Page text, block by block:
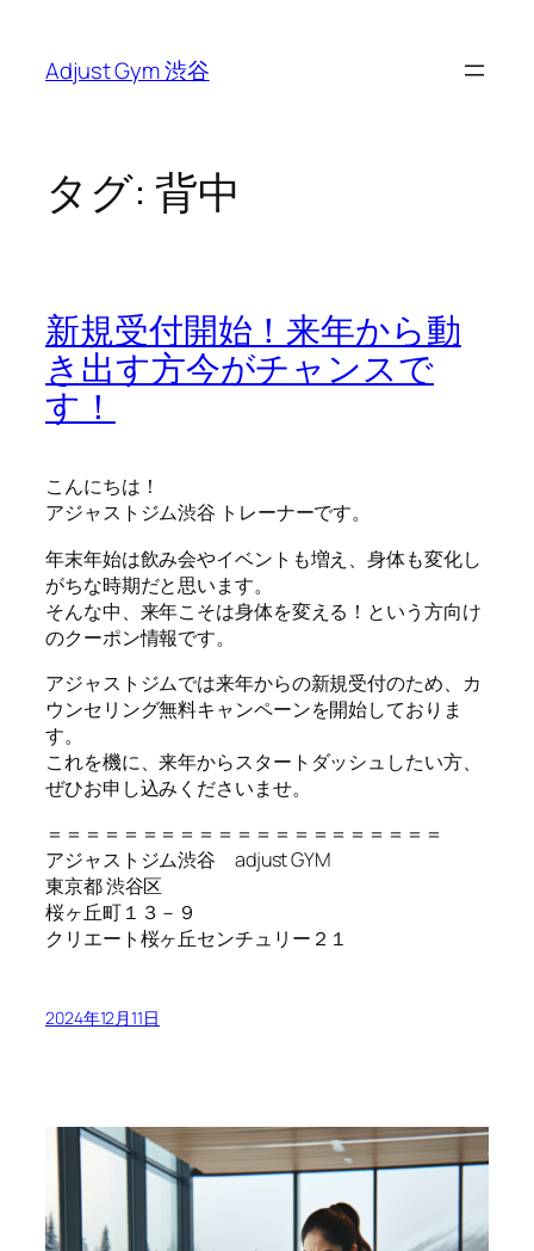
Adjust Gym 渋谷
タグ: 背中
新規受付開始！来年から動
き出す方今がチャンスで
す！
こんにちは！
アジャストジム渋谷 トレーナーです。
年末年始は飲み会やイベントも増え、身体も変化し
がちな時期だと思います。
そんな中、来年こそは身体を変える！という方向け
のクーポン情報です。
アジャストジムでは来年からの新規受付のため、カ
ウンセリング無料キャンペーンを開始しておりま
す。
これを機に、来年からスタートダッシュしたい方、
ぜひお申し込みくださいませ。
＝＝＝＝＝＝＝＝＝＝＝＝＝＝＝＝＝＝＝＝＝
アジャストジム渋谷 adjust GYM
東京都 渋谷区
桜ヶ丘町１３－９
クリエート桜ヶ丘センチュリー２１
2024年12月11日